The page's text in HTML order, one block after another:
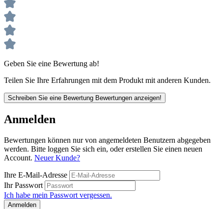
Geben Sie eine Bewertung ab!
Teilen Sie Ihre Erfahrungen mit dem Produkt mit anderen Kunden.
Schreiben Sie eine Bewertung Bewertungen anzeigen!
Anmelden
Bewertungen können nur von angemeldeten Benutzern abgegeben
werden. Bitte loggen Sie sich ein, oder erstellen Sie einen neuen
Account. Neuer Kunde?
Ihre E-Mail-Adresse
Ihr Passwort
Ich habe mein Passwort vergessen.
Anmelden